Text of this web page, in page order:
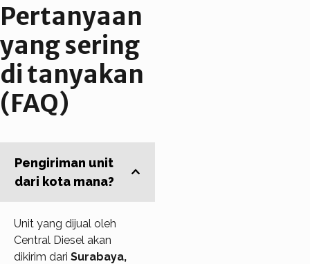
Pertanyaan
yang sering
di tanyakan
(FAQ)
Pengiriman unit
dari kota mana?
Unit yang dijual oleh
Central Diesel akan
dikirim dari Surabaya,